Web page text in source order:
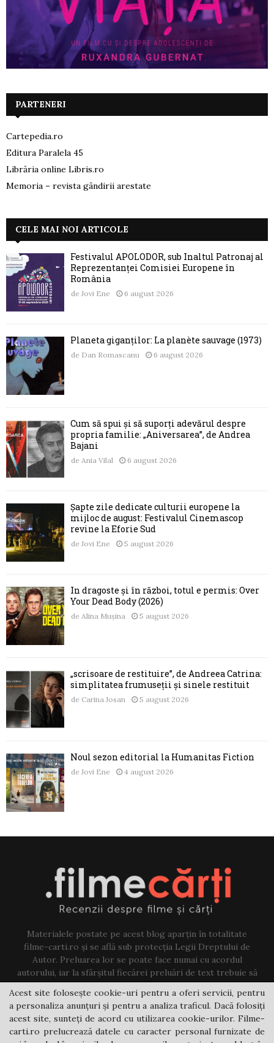
PARTENERI
Cartepedia.ro
Editura Paralela 45
Librăria online Libris.ro
Memoria – revista gândirii arestate
CELE MAI NOI ARTICOLE
Festivalul APOLODOR, sub Înaltul Patronaj al
Reprezentanței Comisiei Europene în
România
de Jovi Ene 6 august 2026
Planeta giganților: La planète sauvage (1973)
de Dan Romascanu 6 august 2026
Cum să spui și să suporți adevărul despre
propria familie: „Aniversarea”, de Andrea
Bajani
de Ania Vilal 6 august 2026
Șapte zile dedicate culturii europene la
mijloc de august: Festivalul Cinemascop
revine la Eforie Sud
de Jovi Ene 5 august 2026
În dragoste și în război, totul e permis: Over
Your Dead Body (2026)
de Alina Mușina 5 august 2026
„scrisoare de restituire”, de Andreea Catrina:
simplitatea frumuseții și sinele restituit
de Carina Josan 5 august 2026
Noul sezon editorial la Humanitas Fiction
de Jovi Ene 4 august 2026
Materialele postate pe acest blog aparțin în totalitate
filme-carti.ro și se află sub protecția Legii Dreptului de
Autor. Preluarea lor se poate face numai cu acordul
autorului, iar la sfârșitul fiecărei preluări de text trebuie să
existe un link către acest blog.
Contact us:jovi@filme-carti.ro
Acest site folosește cookie-uri pentru a oferi servicii, pentru
a personaliza anunțuri și pentru a analiza traficul. Dacă folosiți
acest site, sunteți de acord cu utilizarea cookie-urilor. Filme-
carti.ro prelucrează datele cu caracter personal furnizate de